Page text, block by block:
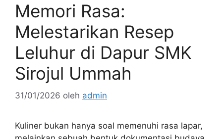
Memori Rasa:
Melestarikan Resep
Leluhur di Dapur SMK
Sirojul Ummah
31/01/2026 oleh admin
Kuliner bukan hanya soal memenuhi rasa lapar,